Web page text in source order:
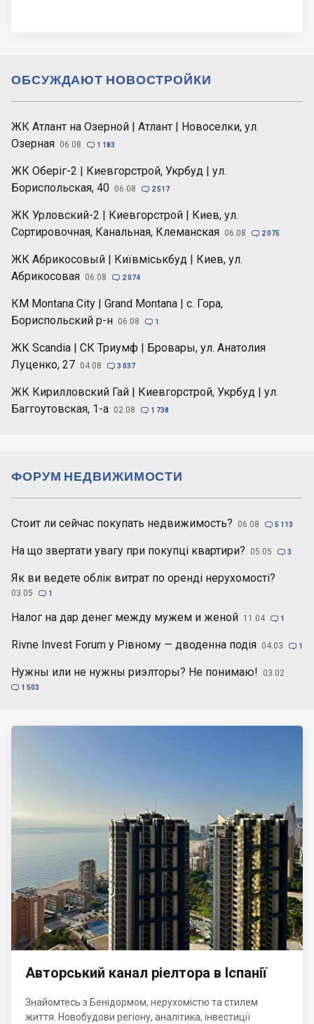
ЖК Атлант на Озерной | Атлант | Новоселки, ул.
Озерная 06.08  1 183
ЖК Оберіг-2 | Киевгорстрой, Укрбуд | ул.
Бориспольская, 40 06.08  2 517
ЖК Урловский-2 | Киевгорстрой | Киев, ул.
Сортировочная, Канальная, Клеманская 06.08  2 075
ЖК Абрикосовый | Київміськбуд | Киев, ул.
Абрикосовая 06.08  2 074
КМ Montana City | Grand Montana | с. Гора,
Бориспольский р-н 06.08  1
ЖК Scandia | СК Триумф | Бровары, ул. Анатолия
Луценко, 27 04.08  3 037
ЖК Кирилловский Гай | Киевгорстрой, Укрбуд | ул.
Баггоутовская, 1-а 02.08  1 738
ОБСУЖДАЮТ НОВОСТРОЙКИ
Стоит ли сейчас покупать недвижимость? 06.08  5 113
На що звертати увагу при покупці квартири? 05.05  3
Як ви ведете облік витрат по оренді нерухомості?
03.05  1
Налог на дар денег между мужем и женой 11.04  1
Rivne Invest Forum у Рівному — дводенна подія 04.03  1
Нужны или не нужны риэлторы? Не понимаю! 03.02
 1 503
ФОРУМ НЕДВИЖИМОСТИ
Авторський канал ріелтора в Іспанії
Знайомтесь з Бенідормом, нерухомістю та стилем
життя. Новобудови регіону, аналітика, інвестиції